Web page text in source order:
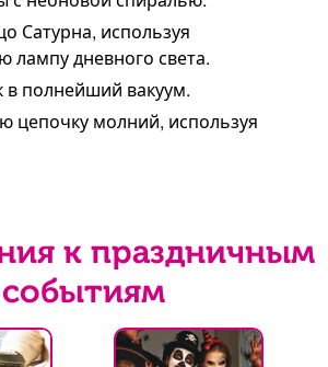
Сатурна, используя
лампу дневного света.
в полнейший вакуум.
цепочку молний, используя
к праздничным
событиям